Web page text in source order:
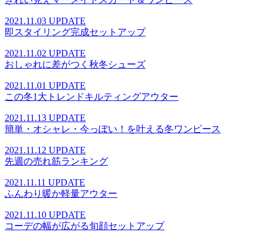
2021.11.03 UPDATE
即スタイリング完成セットアップ
2021.11.02 UPDATE
おしゃれに差がつく秋冬シューズ
2021.11.01 UPDATE
この冬1大トレンドキルティングアウター
2021.11.13 UPDATE
簡単・オシャレ・今っぽい！を叶える冬ワンピース
2021.11.12 UPDATE
先週の売れ筋ランキング
2021.11.11 UPDATE
ふんわり暖か軽量アウター
2021.11.10 UPDATE
コーデの幅が広がる旬顔セットアップ